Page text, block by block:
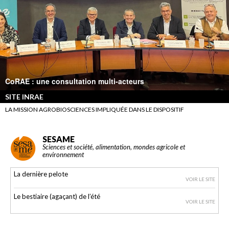
CoRAE : une consultation multi-acteurs
SITE INRAE
LA MISSION AGROBIOSCIENCES IMPLIQUÉE DANS LE DISPOSITIF
SESAME
Sciences et société, alimentation, mondes agricole et
environnement
La dernière pelote
VOIR LE SITE
Le bestiaire (agaçant) de l’été
VOIR LE SITE